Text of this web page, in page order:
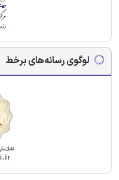
لوگوی رسانه‌های برخط